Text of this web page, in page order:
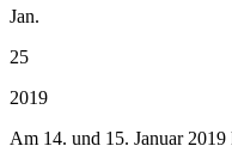
Jan.
25
2019
Am 14. und 15. Januar